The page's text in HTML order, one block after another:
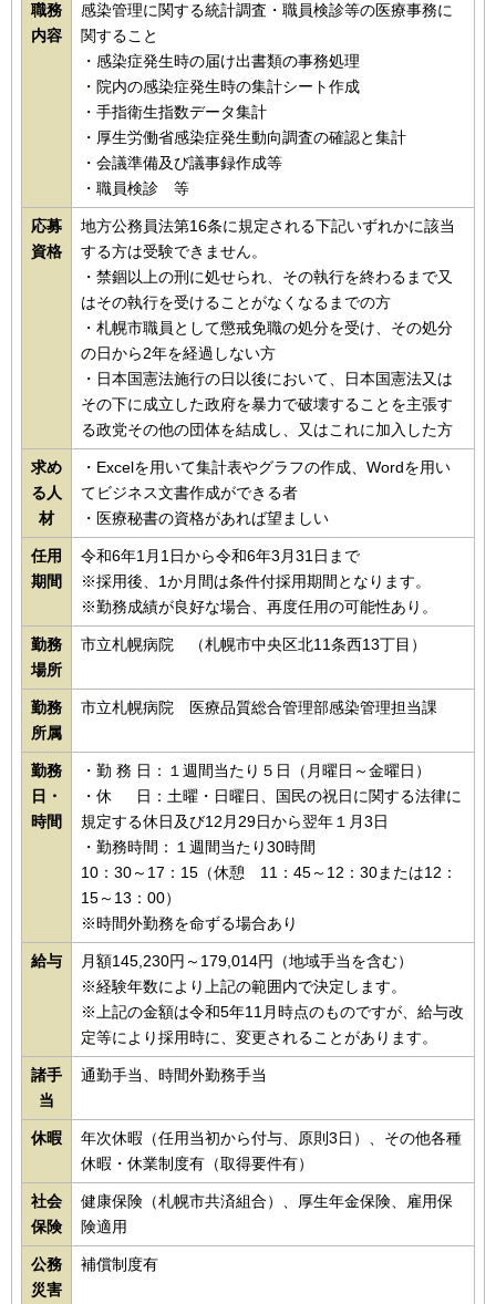
職務
内容
感染管理に関する統計調査・職員検診等の医療事務に
関すること
・感染症発生時の届け出書類の事務処理
・院内の感染症発生時の集計シート作成
・手指衛生指数データ集計
・厚生労働省感染症発生動向調査の確認と集計
・会議準備及び議事録作成等
・職員検診 等
応募
資格
地方公務員法第16条に規定される下記いずれかに該当
する方は受験できません。
・禁錮以上の刑に処せられ、その執行を終わるまで又
はその執行を受けることがなくなるまでの方
・札幌市職員として懲戒免職の処分を受け、その処分
の日から2年を経過しない方
・日本国憲法施行の日以後において、日本国憲法又は
その下に成立した政府を暴力で破壊することを主張す
る政党その他の団体を結成し、又はこれに加入した方
求め
る人
材
・Excelを用いて集計表やグラフの作成、Wordを用い
てビジネス文書作成ができる者
・医療秘書の資格があれば望ましい
任用
期間
令和6年1月1日から令和6年3月31日まで
※採用後、1か月間は条件付採用期間となります。
※勤務成績が良好な場合、再度任用の可能性あり。
勤務
場所
市立札幌病院 （札幌市中央区北11条西13丁目）
勤務
所属
市立札幌病院 医療品質総合管理部感染管理担当課
勤務
日・
時間
・勤 務 日：１週間当たり５日（月曜日～金曜日）
・休 日：土曜・日曜日、国民の祝日に関する法律に
規定する休日及び12月29日から翌年１月3日
・勤務時間：１週間当たり30時間
10：30～17：15（休憩 11：45～12：30または12：
15～13：00）
※時間外勤務を命ずる場合あり
給与
月額145,230円～179,014円（地域手当を含む）
※経験年数により上記の範囲内で決定します。
※上記の金額は令和5年11月時点のものですが、給与改
定等により採用時に、変更されることがあります。
諸手
当
通勤手当、時間外勤務手当
休暇
年次休暇（任用当初から付与、原則3日）、その他各種
休暇・休業制度有（取得要件有）
社会
保険
健康保険（札幌市共済組合）、厚生年金保険、雇用保
険適用
公務
災害
補償制度有